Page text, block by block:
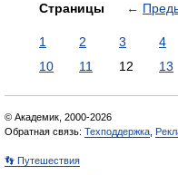
Страницы ←
1 2 3 4
10
11 12 13
© Академик, 2000-2026
Обратная связь: Техподдержка
👣 Путешествия